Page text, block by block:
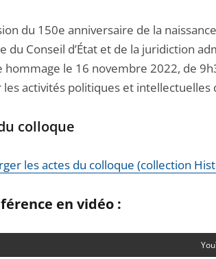
du 150e anniversaire de la
du Conseil d’État et de la juridiction
hommage le 16 novembre 2022, de
activités politiques et intellectuelles
colloque
les actes du colloque (collection
en vidéo :